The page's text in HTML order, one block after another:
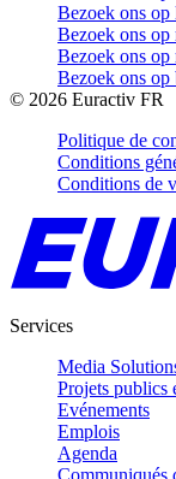
Bezoek ons op
Bezoek ons op
Bezoek ons op
Bezoek ons op
© 2026 Euractiv FR
Politique de
Conditions
Conditions de
Services
Media
Projets publics
Evénements
Emplois
Agenda
Communiqués